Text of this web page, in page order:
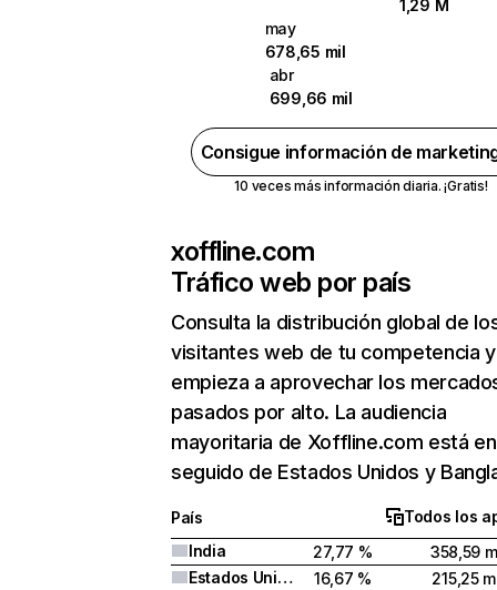
1,29 M
may
678,65 mil
abr
699,66 mil
Consigue información de
10 veces más información diaria. ¡Gratis!
xoffline.com
Tráfico web por país
Consulta la distribución global de
visitantes web de tu competencia y
empieza a aprovechar los
pasados por alto. La audiencia
mayoritaria de Xoffline.com está
seguido de Estados Unidos y
País
Todos los
India
27,77 %
358,59
Estados Unidos
16,67 %
215,25